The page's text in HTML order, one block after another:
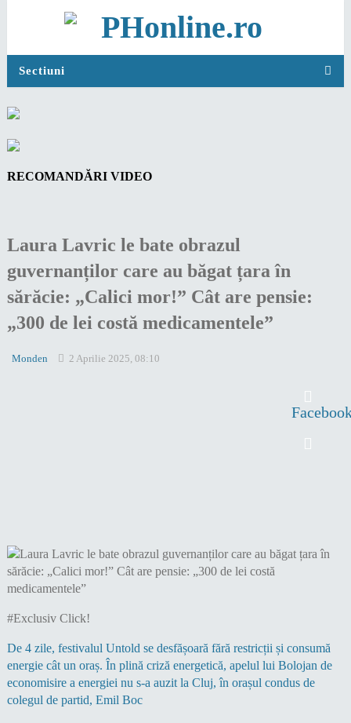
Sectiuni
RECOMANDĂRI VIDEO
Laura Lavric le bate obrazul
guvernanților care au băgat țara în
sărăcie: „Calici mor!” Cât are pensie:
„300 de lei costă medicamentele”
Monden 2 Aprilie 2025, 08:10
#Exclusiv Click!
De 4 zile, festivalul Untold se desfășoară fără restricții și consumă
energie cât un oraș. În plină criză energetică, apelul lui Bolojan de
economisire a energiei nu s-a auzit la Cluj, în orașul condus de
colegul de partid, Emil Boc